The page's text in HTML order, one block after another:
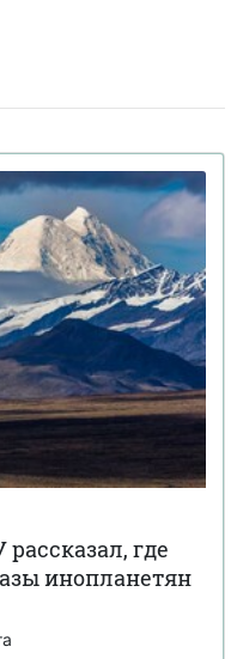
из-за
за войны в Иране:
тактикой
детали
ее ключевые
мухи в компьютер:
насекомого (видео)
подготовки
иранского лидера
вела переписку с
девушек для него
где
инопланетян